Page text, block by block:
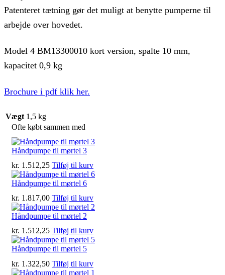
Patenteret tætning gør det muligt at benytte pumperne til
arbejde over hovedet.
Model 4 BM13300010 kort version, spalte 10 mm,
kapacitet 0,9 kg
Brochure i pdf klik her.
Vægt 1,5 kg
Ofte købt sammen med
Håndpumpe til mørtel 3
kr. 1.512,25 Tilføj til kurv
Håndpumpe til mørtel 6
kr. 1.817,00 Tilføj til kurv
Håndpumpe til mørtel 2
kr. 1.512,25 Tilføj til kurv
Håndpumpe til mørtel 5
kr. 1.322,50 Tilføj til kurv